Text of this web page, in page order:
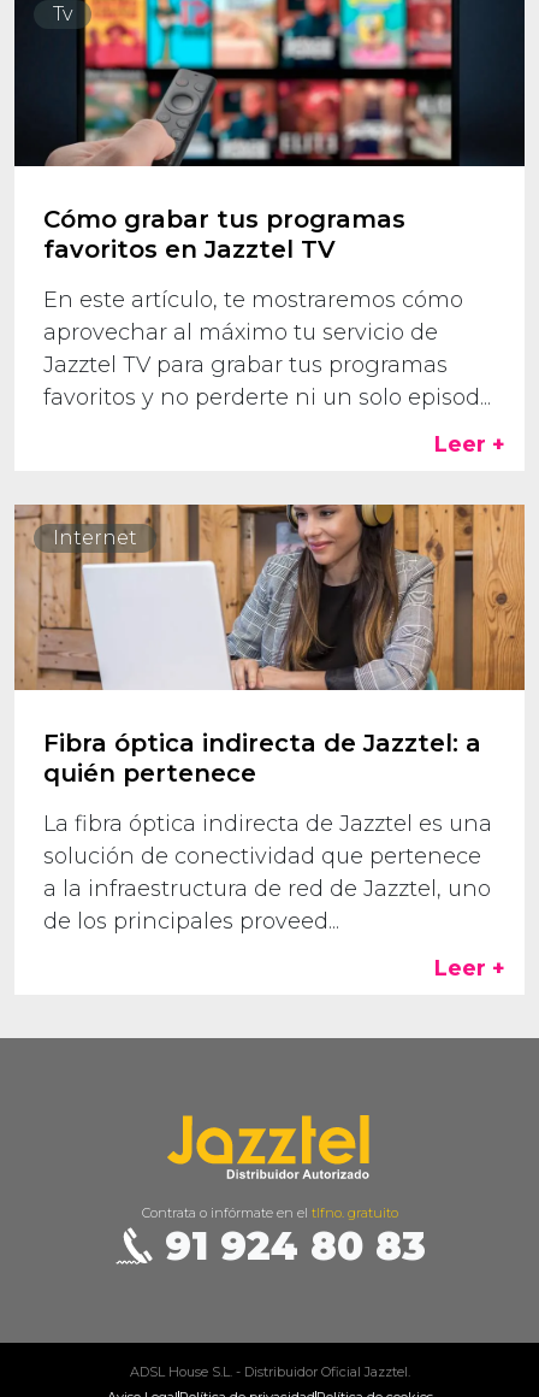
Tv
Cómo grabar tus programas
favoritos en Jazztel TV
En este artículo, te mostraremos cómo
aprovechar al máximo tu servicio de
Jazztel TV para grabar tus programas
favoritos y no perderte ni un solo episod...
Leer +
Internet
Fibra óptica indirecta de Jazztel: a
quién pertenece
La fibra óptica indirecta de Jazztel es una
solución de conectividad que pertenece
a la infraestructura de red de Jazztel, uno
de los principales proveed...
Leer +
Contrata o infórmate en el tlfno. gratuito
91 924 80 83
ADSL House S.L. - Distribuidor Oficial Jazztel.